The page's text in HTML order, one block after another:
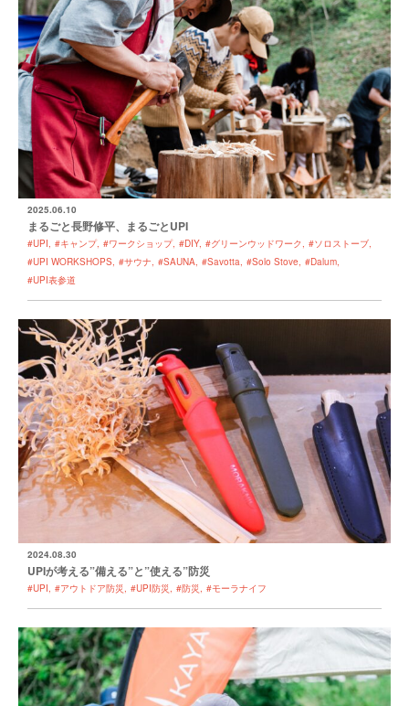
2025.06.10
まるごと長野修平、まるごとUPI
#UPI #キャンプ #ワークショップ #DIY #グリーンウッドワーク
#ソロストーブ
#UPI WORKSHOPS #サウナ #SAUNA #Savotta #Solo Stove #Dalum
#UPI表参道
2024.08.30
UPIが考える”備える”と”使える”防災
#UPI #アウトドア防災 #UPI防災 #防災 #モーラナイフ